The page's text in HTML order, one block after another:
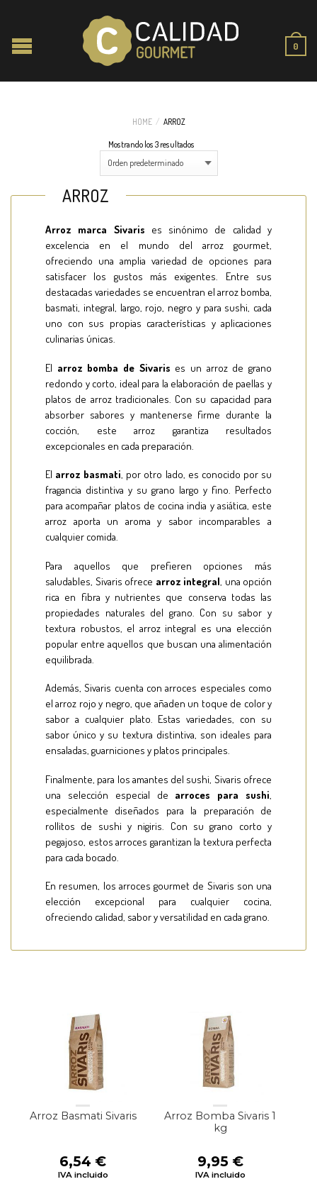
0
HOME / ARROZ
Mostrando los 3 resultados
ARROZ
Arroz marca Sivaris es sinónimo de calidad y
excelencia en el mundo del arroz gourmet,
ofreciendo una amplia variedad de opciones para
satisfacer los gustos más exigentes. Entre sus
destacadas variedades se encuentran el arroz bomba,
basmati, integral, largo, rojo, negro y para sushi, cada
uno con sus propias características y aplicaciones
culinarias únicas.
El arroz bomba de Sivaris es un arroz de grano
redondo y corto, ideal para la elaboración de paellas y
platos de arroz tradicionales. Con su capacidad para
absorber sabores y mantenerse firme durante la
cocción, este arroz garantiza resultados
excepcionales en cada preparación.
El arroz basmati, por otro lado, es conocido por su
fragancia distintiva y su grano largo y fino. Perfecto
para acompañar platos de cocina india y asiática, este
arroz aporta un aroma y sabor incomparables a
cualquier comida.
Para aquellos que prefieren opciones más
saludables, Sivaris ofrece arroz integral, una opción
rica en fibra y nutrientes que conserva todas las
propiedades naturales del grano. Con su sabor y
textura robustos, el arroz integral es una elección
popular entre aquellos que buscan una alimentación
equilibrada.
Además, Sivaris cuenta con arroces especiales como
el arroz rojo y negro, que añaden un toque de color y
sabor a cualquier plato. Estas variedades, con su
sabor único y su textura distintiva, son ideales para
ensaladas, guarniciones y platos principales.
Finalmente, para los amantes del sushi, Sivaris ofrece
una selección especial de arroces para sushi,
especialmente diseñados para la preparación de
rollitos de sushi y nigiris. Con su grano corto y
pegajoso, estos arroces garantizan la textura perfecta
para cada bocado.
En resumen, los arroces gourmet de Sivaris son una
elección excepcional para cualquier cocina,
ofreciendo calidad, sabor y versatilidad en cada grano.
Arroz Basmati Sivaris
6,54 €
IVA incluido
Arroz Bomba Sivaris 1
kg
9,95 €
IVA incluido